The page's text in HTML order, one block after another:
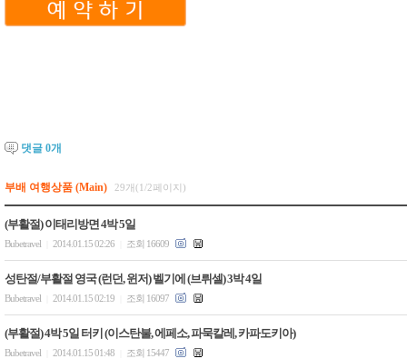
댓글 0개
부배 여행상품 (Main) 29개(1/2페이지)
(부활절) 이태리방면 4박 5일
Bubetravel 2014.01.15 02:26 조회 16609
성탄절/부활절 영국 (런던, 윈저) 벨기에 (브뤼셀) 3박 4일
Bubetravel 2014.01.15 02:19 조회 16097
(부활절) 4박 5일 터키 (이스탄불, 에페소, 파묵칼레, 카파도키아)
Bubetravel 2014.01.15 01:48 조회 15447